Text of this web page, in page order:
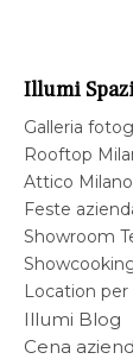
Illumi
Galleria
Rooftop
Attico
Feste
Showroom
Location per
Illumi Blog
Cena